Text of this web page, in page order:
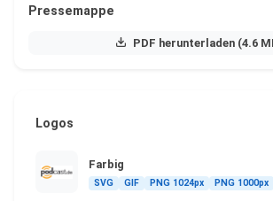
Pressemappe
PDF herunterladen (4.6
Logos
Farbig
SVG GIF PNG 1024px PNG 1000px